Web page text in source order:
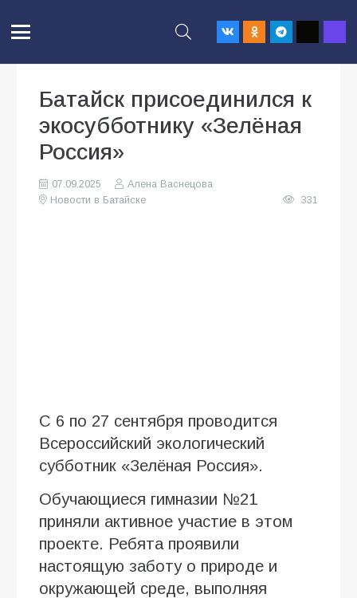
Батайск присоединился к
экосубботнику «Зелёная
Россия»
07.09.2025
Алена Васнецова
Новости в Батайске
331
С 6 по 27 сентября проводится
Всероссийский экологический
субботник «Зелёная Россия».
Обучающиеся гимназии №21
приняли активное участие в этом
проекте. Ребята проявили
настоящую заботу о природе и
окружающей среде, выполняя